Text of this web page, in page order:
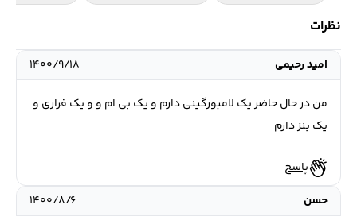
نظرات
امید رحیمی ۱۴۰۰/۹/۱۸
من در حال حاضر یک لامبورگینی دارم و یک بی ام و و یک فراری و
یک بنز دارم
پاسخ
حسن
۱۴۰۰/۸/۶